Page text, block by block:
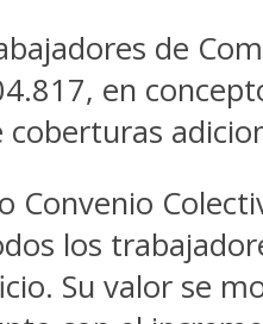
de
en
Convenio
los
Su valor se